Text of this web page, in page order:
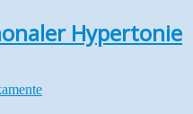
Hypertonie